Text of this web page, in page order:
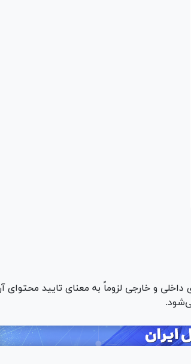
داخلی و خارجی لزوماً به معنای تایید محتوای